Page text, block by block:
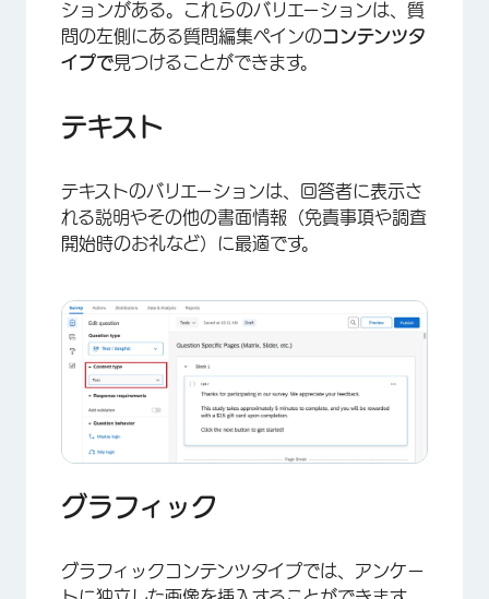
ションがある。これらのバリエーションは、質
問の左側にある質問編集ペインのコンテンツタ
イプで見つけることができます。
テキスト
テキストのバリエーションは、回答者に表示さ
れる説明やその他の書面情報（免責事項や調査
開始時のお礼など）に最適です。
グラフィック
グラフィックコンテンツタイプでは、アンケー